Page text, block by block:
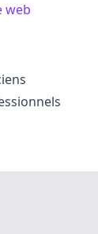
web